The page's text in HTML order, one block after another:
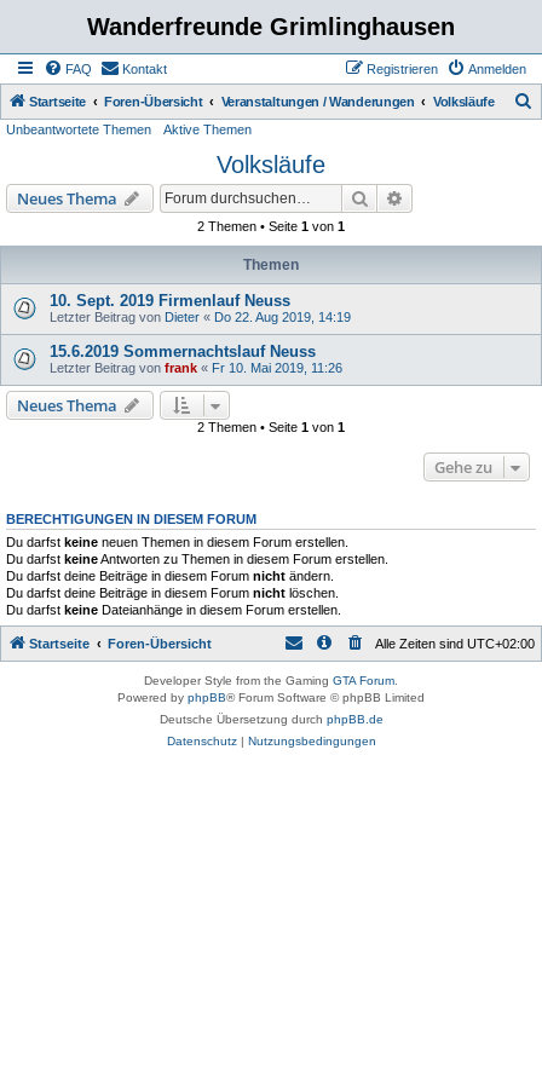
Wanderfreunde Grimlinghausen
FAQ Kontakt Anmelden
Registrieren
Startseite Foren-Übersicht Veranstaltungen / Wanderungen Volksläufe
Unbeantwortete Themen Aktive Themen
Volksläufe
Neues Thema Suche
2 Themen • Seite 1 von 1
Themen
10. Sept. 2019 Firmenlauf Neuss
Letzter Beitrag von Dieter « Do 22. Aug 2019, 14:19
15.6.2019 Sommernachtslauf Neuss
Letzter Beitrag von frank « Fr 10. Mai 2019, 11:26
Neues Thema
2 Themen • Seite 1 von 1
Gehe zu
BERECHTIGUNGEN IN DIESEM FORUM
Du darfst keine neuen Themen in diesem Forum erstellen.
Du darfst keineAntworten zu Themen in diesem Forum erstellen.
Du darfst deine Beiträge in diesem Forum nicht ändern.
Du darfst deine Beiträge in diesem Forum nicht löschen.
Du darfst keine Dateianhänge in diesem Forum erstellen.
Startseite Foren-Übersicht Alle Zeiten sind UTC+02:00
Developer Style from the Gaming GTA Forum
Powered by phpBB® Forum Software © phpBB Limited
Deutsche Übersetzung durch phpBB.de
Datenschutz| Nutzungsbedingungen